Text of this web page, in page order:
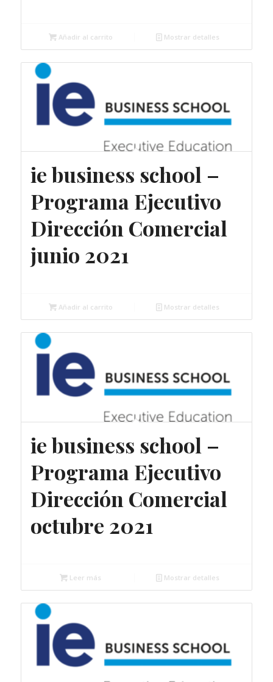
Añadir al carrito Mostrar detalles
ie business school –
Programa Ejecutivo
Dirección Comercial
junio 2021
Añadir al carrito Mostrar detalles
ie business school –
Programa Ejecutivo
Dirección Comercial
octubre 2021
Leer más Mostrar detalles